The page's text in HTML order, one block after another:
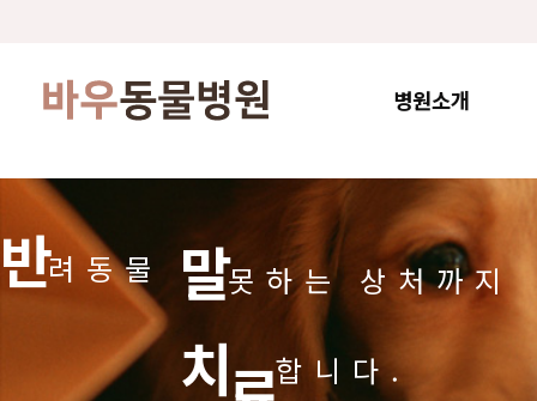
병원소개
반려동물 말못하는 상처까지
치 합니다.